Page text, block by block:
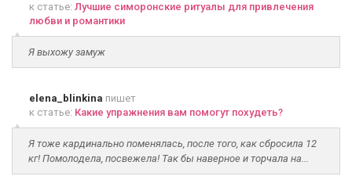
к статье: Лучшие симоронские ритуалы для привлечения
любви и романтики
Я выхожу замуж
elena_blinkina пишет
к статье: Какие упражнения вам помогут похудеть?
Я тоже кардинально поменялась, после того, как сбросила 12
кг! Помолодела, посвежела! Так бы наверное и торчала на...